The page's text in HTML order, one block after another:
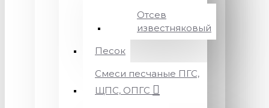
Отсев
известняковый
Песок
Смеси песчаные ПГС,
ЩПС, ОПГС